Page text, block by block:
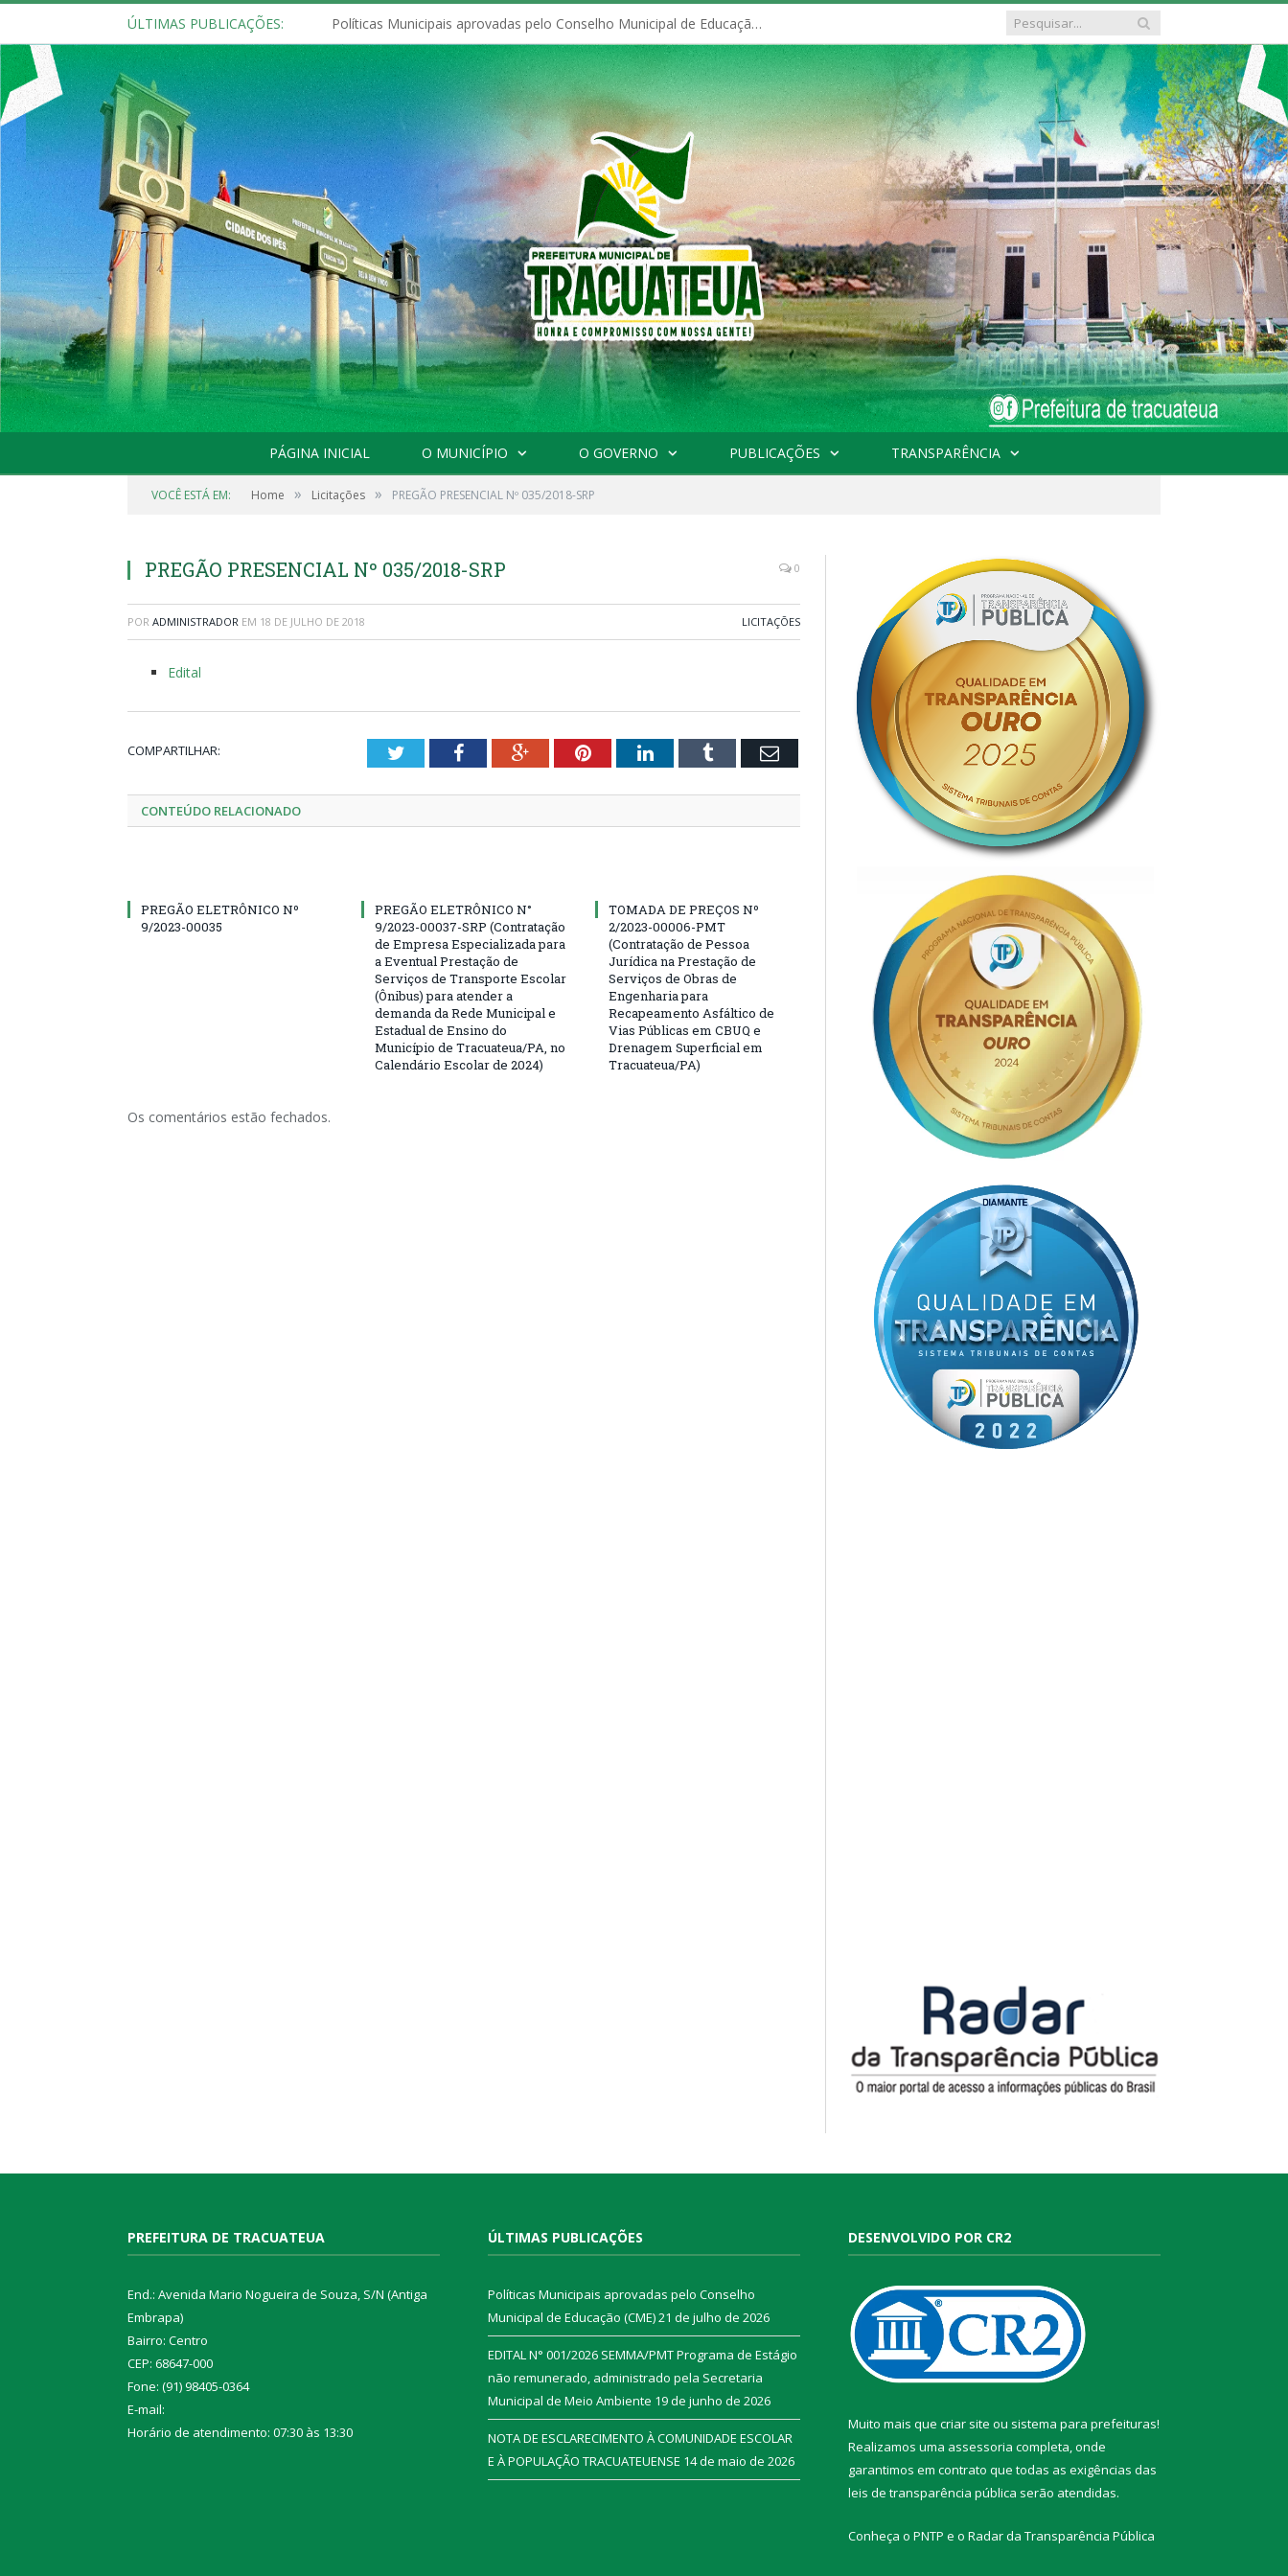
ÚLTIMAS PUBLICAÇÕES: Políticas Municipais aprovadas pelo Conselho Municipal de Educação (CME)
PÁGINA INICIAL O MUNICÍPIO O GOVERNO PUBLICAÇÕES TRANSPARÊNCIA
VOCÊ ESTÁ EM: Home » Licitações » PREGÃO PRESENCIAL Nº 035/2018-SRP
PREGÃO PRESENCIAL Nº 035/2018-SRP 0
POR ADMINISTRADOR EM 18 DE JULHO DE 2018 LICITAÇÕES
Edital
COMPARTILHAR: TwitterFacebookGoogle+PinterestLinkedInTumblr Email
CONTEÚDO RELACIONADO
PREGÃO ELETRÔNICO Nº
9/2023-00035
PREGÃO ELETRÔNICO N°
9/2023-00037-SRP (Contratação
de Empresa Especializada para
a Eventual Prestação de
Serviços de Transporte Escolar
(Ônibus) para atender a
demanda da Rede Municipal e
Estadual de Ensino do
Município de Tracuateua/PA, no
Calendário Escolar de 2024)
TOMADA DE PREÇOS Nº
2/2023-00006-PMT
(Contratação de Pessoa
Jurídica na Prestação de
Serviços de Obras de
Engenharia para
Recapeamento Asfáltico de
Vias Públicas em CBUQ e
Drenagem Superficial em
Tracuateua/PA)
Os comentários estão fechados.
PREFEITURA DE TRACUATEUA
End.: Avenida Mario Nogueira de Souza, S/N (Antiga
Embrapa)
Bairro: Centro
CEP: 68647-000
Fone: (91) 98405-0364
E-mail:
Horário de atendimento: 07:30 às 13:30
ÚLTIMAS PUBLICAÇÕES
Políticas Municipais aprovadas pelo Conselho
Municipal de Educação (CME)21 de julho de 2026
EDITAL N° 001/2026 SEMMA/PMT Programa de Estágio
não remunerado, administrado pela Secretaria
Municipal de Meio Ambiente 19 de junho de 2026
NOTA DE ESCLARECIMENTO À COMUNIDADE ESCOLAR
E À POPULAÇÃO TRACUATEUENSE 14 de maio de 2026
DESENVOLVIDO POR CR2
Muito mais que criar site ou sistema para prefeituras!
Realizamos uma assessoria completa, onde
garantimos em contrato que todas as exigências das
leis de transparência pública serão atendidas.
Conheça o PNTP e o Radar da Transparência Pública